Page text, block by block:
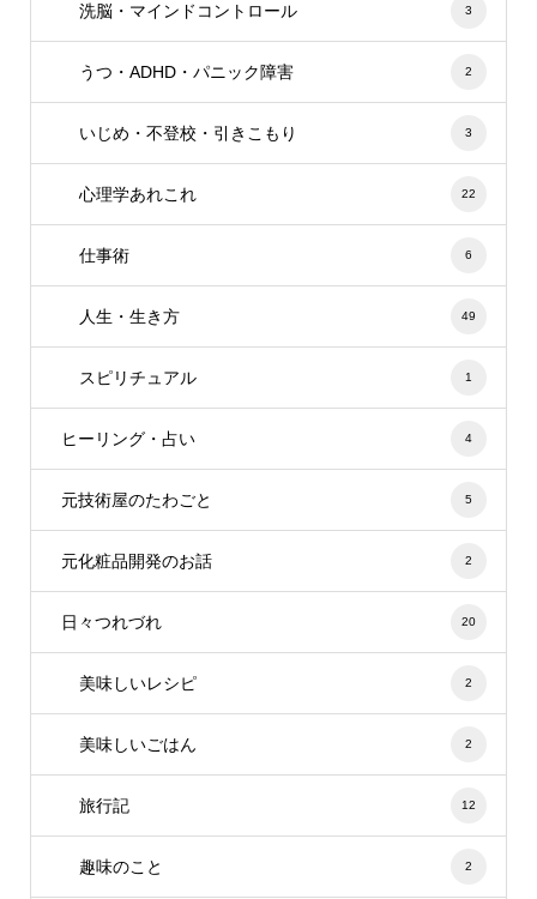
洗脳・マインドコントロール 3
うつ・ADHD・パニック障害 2
いじめ・不登校・引きこもり 3
心理学あれこれ 22
仕事術 6
人生・生き方 49
スピリチュアル 1
ヒーリング・占い 4
元技術屋のたわごと 5
元化粧品開発のお話 2
日々つれづれ 20
美味しいレシピ 2
美味しいごはん 2
旅行記 12
趣味のこと 2